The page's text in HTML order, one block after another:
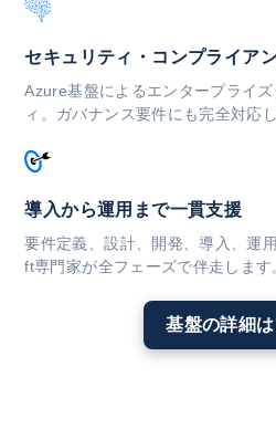
セキュリティ・コンプライア
Azure基盤によるエンタープライ
ィ。ガバナンス要件にも完全対応し
導入から運用まで一貫支援
要件定義、設計、開発、導入、運
ft専門家が全フェーズで伴走します
基盤の詳細